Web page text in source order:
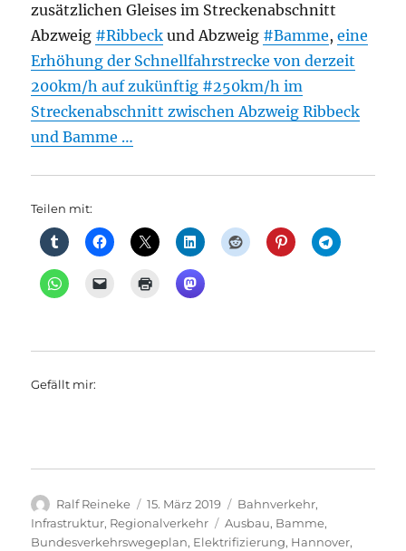
zusätzlichen Gleises im Streckenabschnitt
Abzweig #Ribbeck und Abzweig #Bamme,eine
Erhöhung der Schnellfahrstrecke von derzeit
200km/h auf zukünftig #250km/h im
Streckenabschnitt zwischen Abzweig Ribbeck
und Bamme …
Teilen mit:
Gefällt mir:
Autor
Ralf Reineke
Veröffentlicht
am
15. März 2019 Kategorien
Bahnverkehr,
Infrastruktur, Regionalverkehr Schlagwörter
Ausbau, Bamme,
Bundesverkehrswegeplan, Elektrifizierung, Hannover,